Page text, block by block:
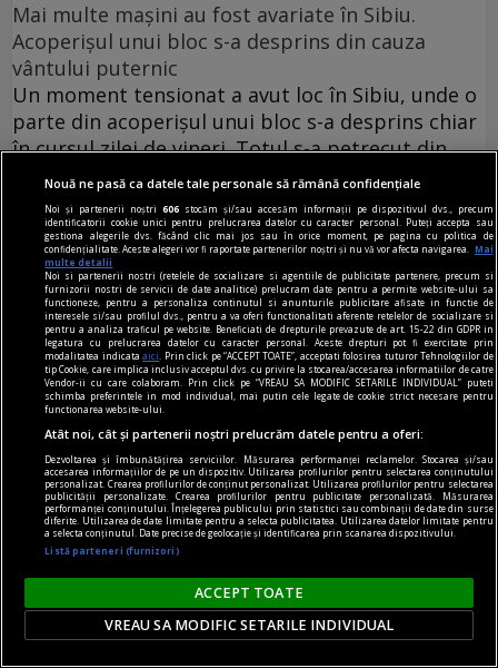
Mai multe mașini au fost avariate în Sibiu.
Acoperișul unui bloc s-a desprins din cauza
vântului puternic
Un moment tensionat a avut loc în Sibiu, unde o
parte din acoperișul unui bloc s-a desprins chiar
în cursul zilei de vineri. Totul s-a petrecut din
cauza vântului foarte puternic, iar fragmentul de
acoperiș a căzut pe mai multe autoturisme
parcate în zonă.
de persoane s-au autoevacuat, două au fost
scoase de pompieri
Nouă ne pasă ca datele tale personale să rămână confidențiale
Noi și partenerii noștri606 stocăm și/sau accesăm informații pe dispozitivul dvs., precum
identificatorii cookie unici pentru prelucrarea datelor cu caracter personal. Puteți accepta sau
gestiona alegerile dvs. făcând clic mai jos sau în orice moment, pe pagina cu politica de
confidențialitate. Aceste alegeri vor fi raportate partenerilor noștri și nu vă vor afecta navigarea.
Mai
multe detalii
Noi si partenerii nostri (retelele de socializare si agentiile de publicitate partenere, precum si
furnizorii nostri de servicii de date analitice) prelucram date pentru a permite website-ului sa
functioneze, pentru a personaliza continutul si anunturile publicitare afisate in functie de
interesele si/sau profilul dvs., pentru a va oferi functionalitati aferente retelelor de socializare si
pentru a analiza traficul pe website. Beneficiati de drepturile prevazute de art. 15-22 din GDPR in
legatura cu prelucrarea datelor cu caracter personal. Aceste drepturi pot fi exercitate prin
modalitatea indicataaici
. Prin click pe “ACCEPT TOATE”, acceptati folosirea tuturor Tehnologiilor de
tip Cookie, care implica inclusiv acceptul dvs. cu privire la stocarea/accesarea informatiilor de catre
Vendor-ii cu care colaboram. Prin click pe “VREAU SA MODIFIC SETARILE INDIVIDUAL” puteti
schimba preferintele in mod individual, mai putin cele legate de cookie strict necesare pentru
functionarea website-ului.
Atât noi, cât și partenerii noștri prelucrăm datele pentru a oferi:
Dezvoltarea și îmbunătățirea serviciilor. Măsurarea performanței reclamelor. Stocarea și/sau
accesarea informațiilor de pe un dispozitiv. Utilizarea profilurilor pentru selectarea conținutului
personalizat. Crearea profilurilor de conținut personalizat. Utilizarea profilurilor pentru selectarea
publicității personalizate. Crearea profilurilor pentru publicitate personalizată. Măsurarea
performanței conținutului. Înțelegerea publicului prin statistici sau combinații de date din surse
diferite. Utilizarea de date limitate pentru a selecta publicitatea. Utilizarea datelor limitate pentru
a selecta conținutul. Date precise de geolocație și identificarea prin scanarea dispozitivului.
Listă parteneri (furnizori)
ACCEPT TOATE
VREAU SA MODIFIC SETARILE INDIVIDUAL